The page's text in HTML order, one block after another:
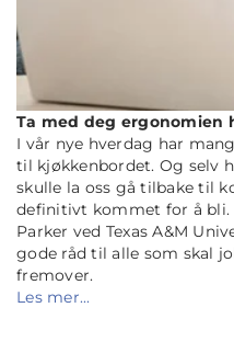
Ta med deg ergonomien
I vår nye hverdag har
til kjøkkenbordet. Og selv
skulle la oss gå tilbake til
definitivt kommet for å bli.
Parker ved Texas A&M
gode råd til alle som skal
fremover.
Les mer...